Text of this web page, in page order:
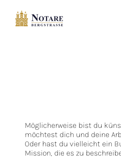
Möglicherweise bist du
möchtest dich und deine
Oder hast du vielleicht ein
Mission, die es zu